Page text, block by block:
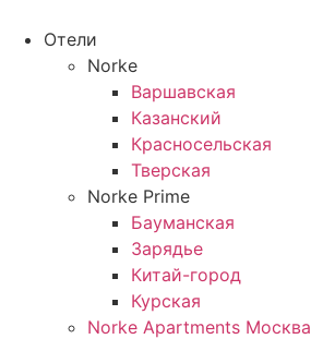
содержимому
Отели
Norke
Варшавская
Казанский
Красносельская
Тверская
Norke Prime
Бауманская
Зарядье
Китай-город
Курская
Norke Apartments Москва